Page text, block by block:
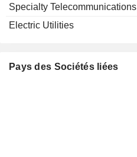
Specialty Telecommunications
Electric Utilities
Pays des Sociétés liées